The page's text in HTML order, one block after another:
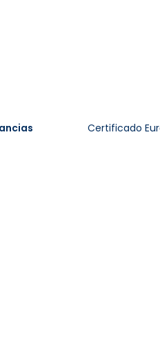
Certificado